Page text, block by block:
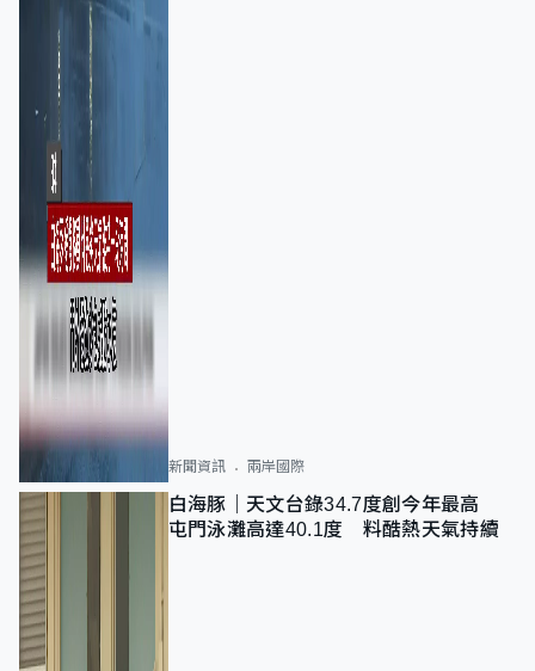
新聞資訊 兩岸國際
白海豚｜天文台錄34.7度創今年最高
屯門泳灘高達40.1度 料酷熱天氣持續